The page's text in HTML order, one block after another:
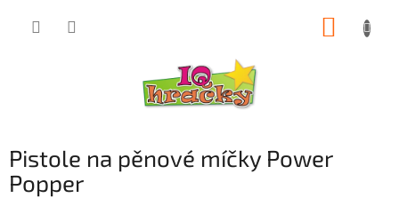
Pistole na pěnové míčky Power
Popper